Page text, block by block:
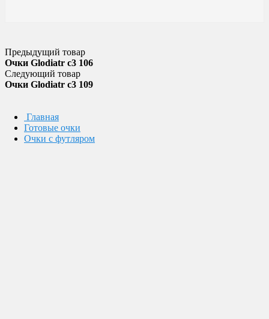
Предыдущий товар
Очки Glodiatr c3 106
Следующий товар
Очки Glodiatr c3 109
Главная
Готовые очки
Очки с футляром